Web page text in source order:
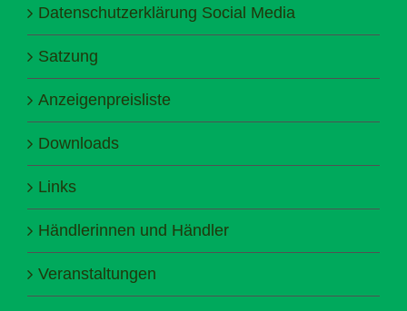
Datenschutzerklärung Social Media
Satzung
Anzeigenpreisliste
Downloads
Links
Händlerinnen und Händler
Veranstaltungen